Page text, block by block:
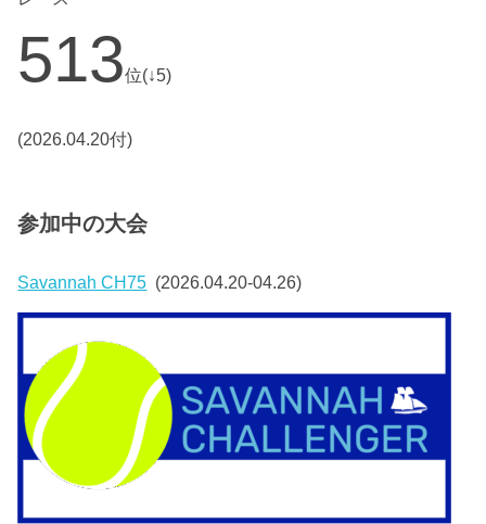
513位(↓5)
(2026.04.20付)
参加中の大会
Savannah CH75 (2026.04.20-04.26)